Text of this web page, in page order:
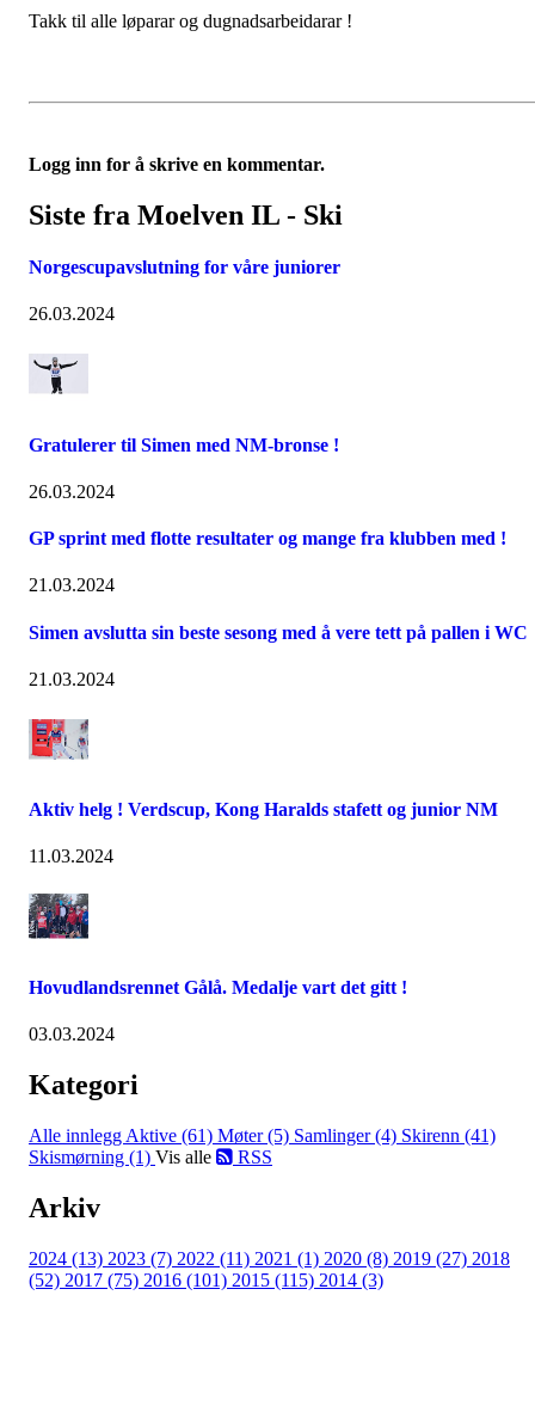
Takk til alle løparar og dugnadsarbeidarar !
Logg inn for å skrive en kommentar.
Siste fra Moelven IL - Ski
Norgescupavslutning for våre juniorer
26.03.2024
Gratulerer til Simen med NM-bronse !
26.03.2024
GP sprint med flotte resultater og mange fra klubben med !
21.03.2024
Simen avslutta sin beste sesong med å vere tett på pallen i WC
21.03.2024
Aktiv helg ! Verdscup, Kong Haralds stafett og junior NM
11.03.2024
Hovudlandsrennet Gålå. Medalje vart det gitt !
03.03.2024
Kategori
Alle innlegg Aktive (61) Møter (5) Samlinger (4) Skirenn (41)
Skismørning (1) Vis alle RSS
Arkiv
2024 (13) 2023 (7) 2022 (11) 2021 (1) 2020 (8) 2019 (27) 2018
(52) 2017 (75) 2016 (101) 2015 (115) 2014 (3)